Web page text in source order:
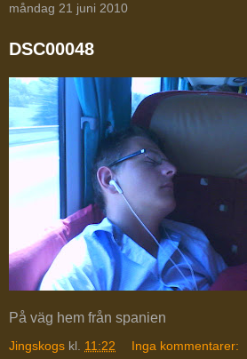
måndag 21 juni 2010
DSC00048
På väg hem från spanien
Jingskogs kl. 11:22 Inga kommentarer: